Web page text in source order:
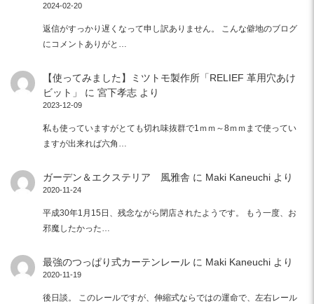
2024-02-20
返信がすっかり遅くなって申し訳ありません。 こんな僻地のブログ
にコメントありがと…
【使ってみました】ミツトモ製作所「RELIEF 革用穴あけ
ビット」
に 宮下孝志より
2023-12-09
私も使っていますがとても切れ味抜群で1ｍｍ～8ｍｍまで使ってい
ますが出来れば六角…
ガーデン＆エクステリア 風雅舎 に Maki Kaneuchiより
2020-11-24
平成30年1月15日、残念ながら閉店されたようです。 もう一度、お
邪魔したかった…
最強のつっぱり式カーテンレールに Maki Kaneuchiより
2020-11-19
後日談。 このレールですが、伸縮式ならではの運命で、左右レール